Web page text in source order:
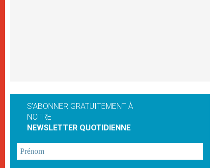
S'ABONNER GRATUITEMENT À
NOTRE
NEWSLETTER QUOTIDIENNE